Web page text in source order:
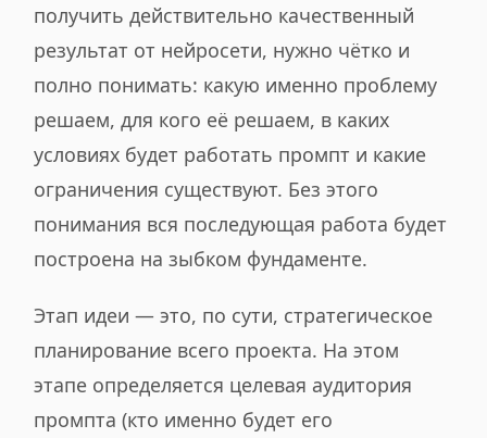
получить действительно качественный
результат от нейросети, нужно чётко и
полно понимать: какую именно проблему
решаем, для кого её решаем, в каких
условиях будет работать промпт и какие
ограничения существуют. Без этого
понимания вся последующая работа будет
построена на зыбком фундаменте.
Этап идеи — это, по сути, стратегическое
планирование всего проекта. На этом
этапе определяется целевая аудитория
промпта (кто именно будет его